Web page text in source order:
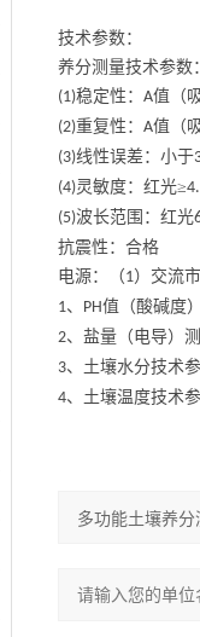
技术参数：
养分测量技术参数
(1)稳定性： A值（
(2)重复性： A值（
(3)线性误差：小于
(4)灵敏度：红光≥
(5)波长范围：红光
抗震性：合格
电源：（1）交流
1、 PH值（酸碱度
2、盐量（电导）
3、土壤水分技术
4、土壤温度技术